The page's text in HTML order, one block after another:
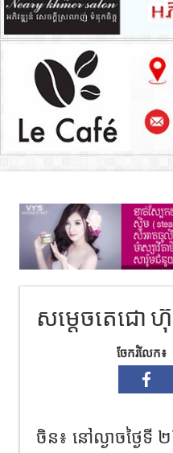
សម្តេចតេជោ
ចែករំលែក៖
ចិន៖ នៅល្ងាចថ្ងៃទី